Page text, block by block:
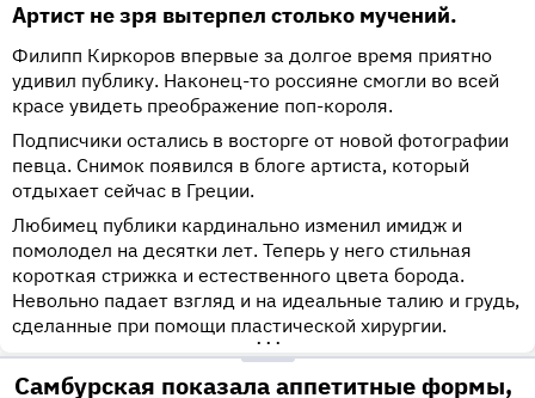
Артист не зря вытерпел столько мучений.
Филипп Киркоров впервые за долгое время приятно
удивил публику. Наконец-то россияне смогли во всей
красе увидеть преображение поп-короля.
Подписчики остались в восторге от новой фотографии
певца. Снимок появился в блоге артиста, который
отдыхает сейчас в Греции.
Любимец публики кардинально изменил имидж и
помолодел на десятки лет. Теперь у него стильная
короткая стрижка и естественного цвета борода.
Невольно падает взгляд и на идеальные талию и грудь,
сделанные при помощи пластической хирургии.
•••
Самбурская показала аппетитные формы,